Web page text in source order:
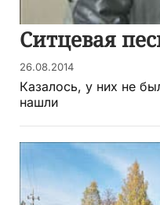
Ситцевая
26.08.2014
Казалось, у них не
нашли